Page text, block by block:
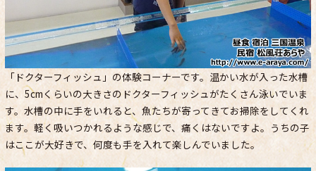
「ドクターフィッシュ」の体験コーナーです。温かい水が入った水槽
に、5cmくらいの大きさのドクターフィッシュがたくさん泳いでいま
す。水槽の中に手をいれると、魚たちが寄ってきてお掃除をしてくれ
ます。軽く吸いつかれるような感じで、痛くはないですよ。うちの子
はここが大好きで、何度も手を入れて楽しんでいました。